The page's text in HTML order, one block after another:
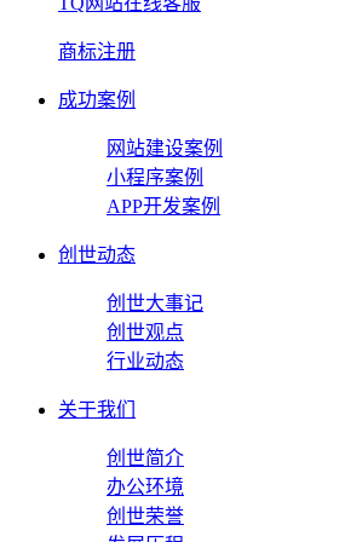
商标注册
成功案例
网站建设案例
小程序案例
APP开发案例
创世动态
创世大事记
创世观点
行业动态
关于我们
创世简介
办公环境
创世荣誉